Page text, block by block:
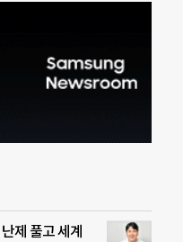
제 풀고 세계